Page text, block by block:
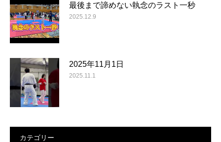
最後まで諦めない執念のラスト一秒
2025.12.9
2025年11月1日
2025.11.1
カテゴリー